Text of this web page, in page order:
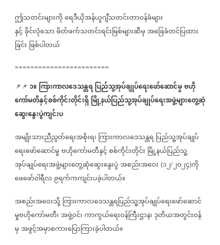
ဤသတင်းများကိုရေဒီယိုအန်ယူဂျီသတင်းတာဝန်ခံများ
နှင့်ခိုင်လုံသောမိတ်ဖက်သတင်းရင်းမြစ်များဆီမှအခြေခံတင်ပြထား
ခြင်း ဖြစ်ပါတယ်
========================
📌📌 ၁။ ကြားကာလဒေသန္တရ ပြည်သူ့အုပ်ချုပ်ရေးဖော်ဆောင်မှုဗဟို
ကော်မတီနှင့်စစ်ကိုင်းတိုင်းရှိ မြို့နယ်ပြည်သူ့အုပ်ချုပ်ရေးအဖွဲ့များတွေ့ဆုံ
ဆွေးနွေးပွဲကျင်းပ
အမျိုးသားညီညွတ်ရေးအစိုးရ၊ ကြားကာလဒေသန္တရ ပြည်သူ့အုပ်ချုပ်
ရေးဖော်ဆောင်မှုဗဟိုကော်မတီနှင့်စစ်ကိုင်းတိုင်း မြို့နယ်ပြည်သူ့
အုပ်ချုပ်ရေးအဖွဲ့များတွေ့ဆုံဆွေးနွေးပွဲအစည်းအဝေး (၁၂/၂၀၂၄)ကို
ဖေဖော်ဝါရီလ ၉ရက်ကကျင်းပခဲ့ပါတယ်။
အစည်းအဝေးသို့ကြားကာလဒေသန္တရပြည်သူ့အုပ်ချုပ်ရေးဖော်ဆောင်
မှုဗဟိုကော်မတီ၊အဖွဲ့ဝင်၊ကာကွယ်ရေးဝန်ကြီးဌာန၊ဒုတိယအတွင်းဝန်
မှအဖွင့်အမှာစကား‌ပြောကြားခဲ့ပါတယ်။